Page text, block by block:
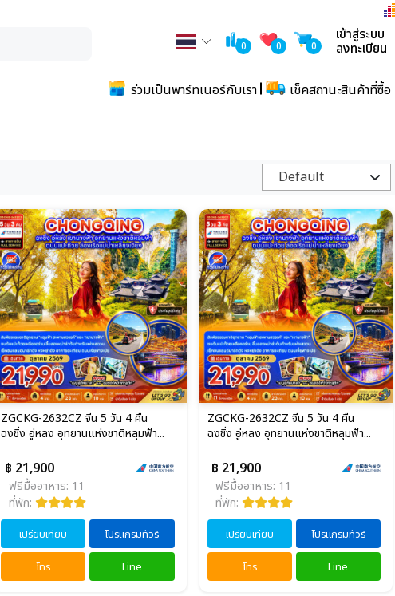
0 0 0
เข้าสู่ระบบ
ลงทะเบียน
ร่วมเป็นพาร์ทเนอร์กับเรา เช็คสถานะสินค้าที่ซื้อ
Default
ZGCKG-2632CZ จีน 5 วัน 4 คืน
ฉงชิ่ง อู่หลง อุทยานแห่งชาติหลุมฟ้า...
฿ 21,900
ฟรีมื้ออาหาร: 11
ที่พัก:
เปรียบเทียบ โปรแกรมทัวร์
โทร Line
ZGCKG-2632CZ จีน 5 วัน 4 คืน
ฉงชิ่ง อู่หลง อุทยานแห่งชาติหลุมฟ้า...
฿ 21,900
ฟรีมื้ออาหาร: 11
ที่พัก:
เปรียบเทียบ โปรแกรมทัวร์
โทร Line